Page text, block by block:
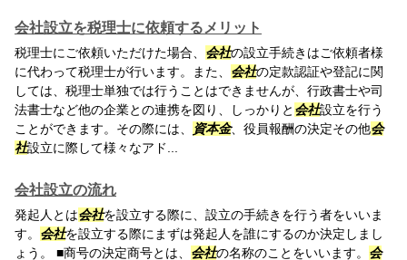
会社設立を税理士に依頼するメリット
税理士にご依頼いただけた場合、 会社の設立手続きはご依頼者様
に代わって税理士が行います。また、 会社の定款認証や登記に関
しては、税理士単独では行うことはできませんが、行政書士や司
法書士など他の企業との連携を図り、しっかりと 会社設立を行う
ことができます。その際には、
資本金、役員報酬の決定その他会
社設立に際して様々なアド...
会社設立の流れ
発起人とは会社を設立する際に、設立の手続きを行う者をいいま
す。 会社を設立する際にまずは発起人を誰にするのか決定しまし
ょう。 ■商号の決定商号とは、 会社の名称のことをいいます。 会